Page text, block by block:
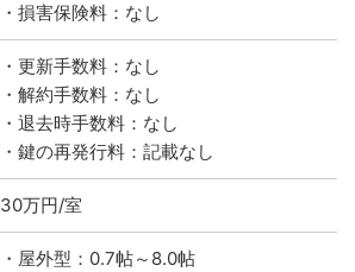
・損害保険料：なし
・更新手数料：なし
・解約手数料：なし
・退去時手数料：なし
・鍵の再発行料：記載なし
30万円/室
・屋外型：0.7帖～8.0帖